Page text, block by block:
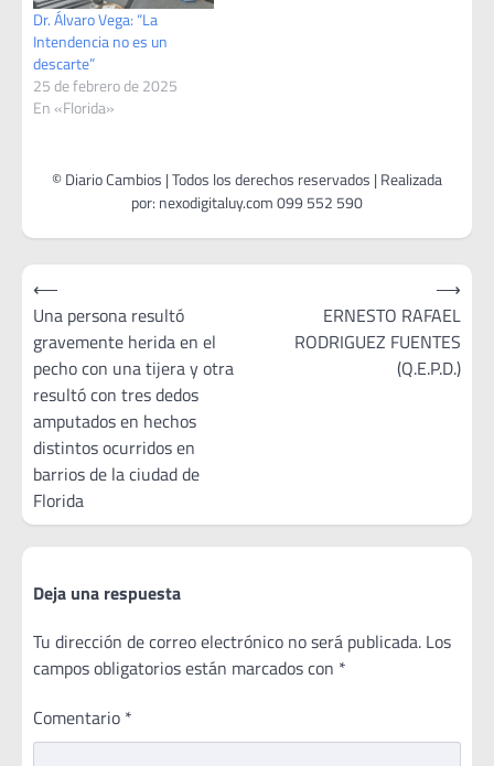
Dr. Álvaro Vega: “La
Intendencia no es un
descarte”
25 de febrero de 2025
En «Florida»
Navegación
de
entradas
⟵
Una persona resultó
gravemente herida en el
pecho con una tijera y otra
resultó con tres dedos
amputados en hechos
distintos ocurridos en
barrios de la ciudad de
Florida
ERNESTO RAFAEL
RODRIGUEZ FUENTES
(Q.E.P.D.)
⟶
Deja una respuesta
Tu dirección de correo electrónico no será publicada. Los
campos obligatorios están marcados con *
Comentario *